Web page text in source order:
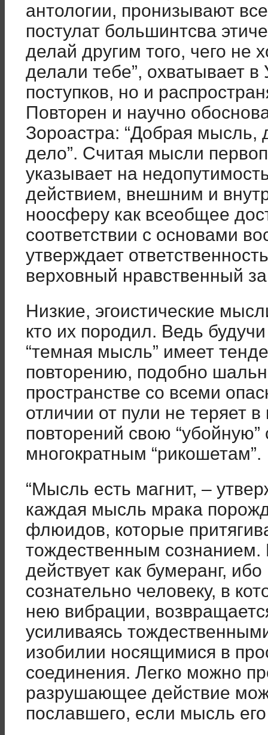
антологии, пронизывают
постулат большинтсва
делай другим того, чего не
делали тебе”, охватывает
поступков, но и
Повторен и научно
Зороастра: “Добрая мысль,
дело”. Считая мысли
указывает на
действием, внешним и
ноосферу как всеобщее
соответствии с основами
утверждает
верховный нравственный
Низкие, эгоистические
кто их породил. Ведь
“темная мысль” имеет
повторению, подобно
пространстве со всеми
отличии от пули не теряет
повторений свою “убойную”
многократным “рикошетам”.
“Мысль есть магнит, –
каждая мысль мрака
флюидов, которые
тождественным
действует как бумеранг,
сознательно человеку, в
нею вибрации,
усиливаясь
изобилии носящимися в
соединения. Легко можно
разрушающее действие
пославшего, если мысль